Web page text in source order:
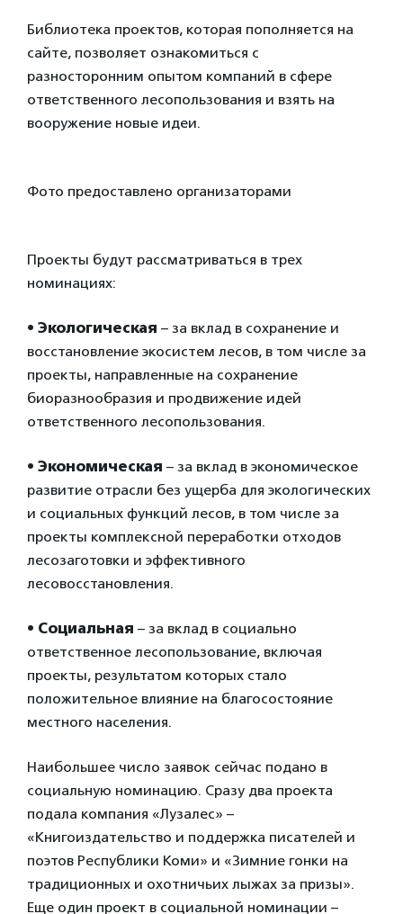
Библиотека проектов, которая пополняется на
сайте, позволяет ознакомиться с
разносторонним опытом компаний в сфере
ответственного лесопользования и взять на
вооружение новые идеи.
Фото предоставлено организаторами
Проекты будут рассматриваться в трех
номинациях:
• Экологическая – за вклад в сохранение и
восстановление экосистем лесов, в том числе за
проекты, направленные на сохранение
биоразнообразия и продвижение идей
ответственного лесопользования.
• Экономическая – за вклад в экономическое
развитие отрасли без ущерба для экологических
и социальных функций лесов, в том числе за
проекты комплексной переработки отходов
лесозаготовки и эффективного
лесовосстановления.
• Социальная – за вклад в социально
ответственное лесопользование, включая
проекты, результатом которых стало
положительное влияние на благосостояние
местного населения.
Наибольшее число заявок сейчас подано в
социальную номинацию. Сразу два проекта
подала компания «Лузалес» –
«Книгоиздательство и поддержка писателей и
поэтов Республики Коми» и «Зимние гонки на
традиционных и охотничьих лыжах за призы».
Еще один проект в социальной номинации –